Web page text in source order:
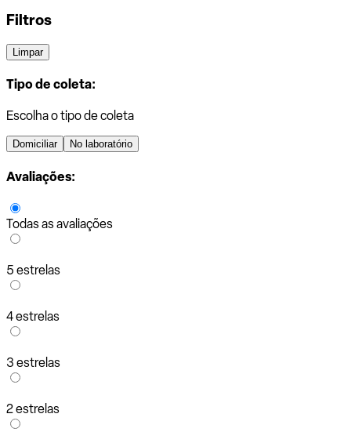
Filtros
Limpar
Tipo de coleta:
Escolha o tipo de coleta
Domiciliar No laboratório
Avaliações:
Todas as avaliações
5 estrelas
4 estrelas
3 estrelas
2 estrelas